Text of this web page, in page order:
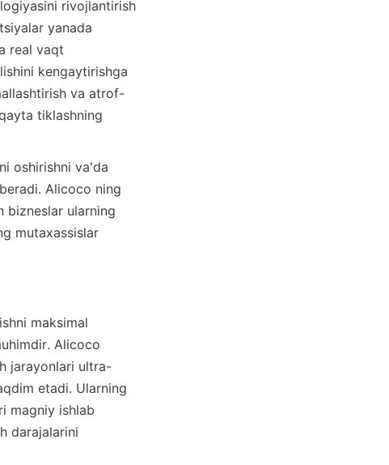
yanada
real vaqt
kengaytirishga
va atrof-
tiklashning
Alicoco ning
mutaxassislar
maksimal
Alicoco
jarayonlari ultra-
etadi. Ularning
magniy ishlab
darajalarini